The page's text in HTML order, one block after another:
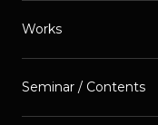
Works
Seminar / Contents